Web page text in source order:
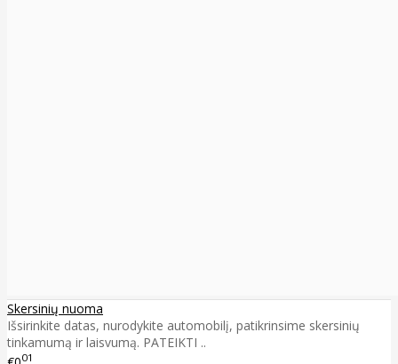
Skersinių nuoma
Išsirinkite datas, nurodykite automobilį, patikrinsime skersinių
tinkamumą ir laisvumą. PATEIKTI ..
01